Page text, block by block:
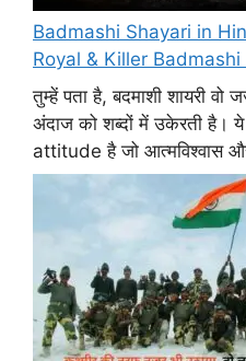
Badmashi Shayari in
Royal & Killer
तुम्हें पता है, बदमाशी शायरी वो
अंदाज को शब्दों में उकेरती है। ये
attitude है जो आत्मविश्वास